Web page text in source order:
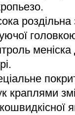
краплями